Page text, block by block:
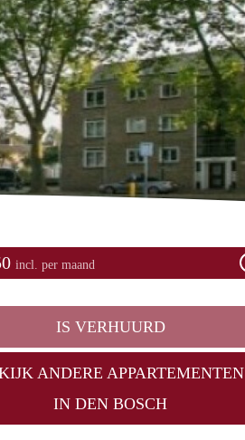
incl. per maand
IS VERHUURD
ANDERE APPARTEMENTEN
IN DEN BOSCH